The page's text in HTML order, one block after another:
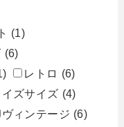
(1)
(6)
レトロ (6)
イズサイズ (4)
ヴィンテージ (6)